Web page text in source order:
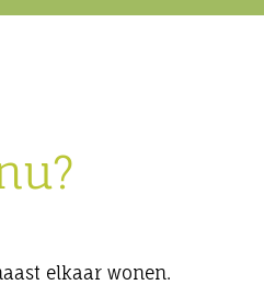
elkaar wonen.